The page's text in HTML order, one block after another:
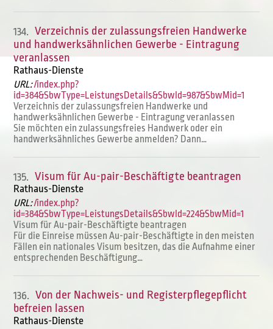
134. Verzeichnis der zulassungsfreien Handwerke
und handwerksähnlichen Gewerbe - Eintragung
veranlassen
Rathaus-Dienste
URL:/index.php?
id=384&SbwType=LeistungsDetails&SbwId=987&SbwMid=1
Verzeichnis der zulassungsfreien Handwerke und
handwerksähnlichen Gewerbe - Eintragung veranlassen
Sie möchten ein zulassungsfreies Handwerk oder ein
handwerksähnliches Gewerbe anmelden? Dann…
135. Visum für Au-pair-Beschäftigte beantragen
Rathaus-Dienste
URL:/index.php?
id=384&SbwType=LeistungsDetails&SbwId=224&SbwMid=1
Visum für Au-pair-Beschäftigte beantragen
Für die Einreise müssen Au-pair-Beschäftigte in den meisten
Fällen ein nationales Visum besitzen, das die Aufnahme einer
entsprechenden Beschäftigung…
136. Von der Nachweis- und Registerpflegepflicht
befreien lassen
Rathaus-Dienste